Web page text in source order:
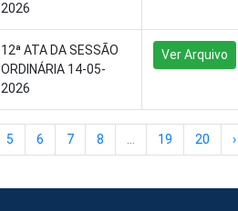
2026
12ª ATA DA SESSÃO
ORDINÁRIA 14-05-
2026
Ver Arquivo
5 6 7 8 19 20 ›